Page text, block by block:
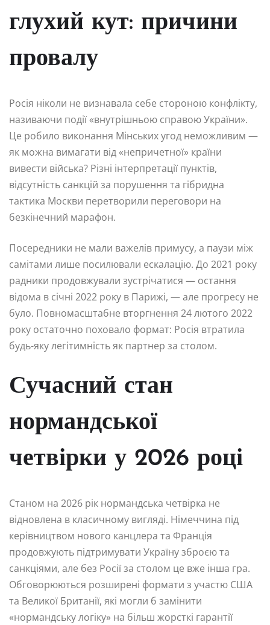
глухий кут: причини
провалу
Росія ніколи не визнавала себе стороною конфлікту,
називаючи події «внутрішньою справою України».
Це робило виконання Мінських угод неможливим —
як можна вимагати від «непричетної» країни
вивести війська? Різні інтерпретації пунктів,
відсутність санкцій за порушення та гібридна
тактика Москви перетворили переговори на
безкінечний марафон.
Посередники не мали важелів примусу, а паузи між
самітами лише посилювали ескалацію. До 2021 року
радники продовжували зустрічатися — остання
відома в січні 2022 року в Парижі, — але прогресу не
було. Повномасштабне вторгнення 24 лютого 2022
року остаточно поховало формат: Росія втратила
будь-яку легітимність як партнер за столом.
Сучасний стан
нормандської
четвірки у 2026 році
Станом на 2026 рік нормандська четвірка не
відновлена в класичному вигляді. Німеччина під
керівництвом нового канцлера та Франція
продовжують підтримувати Україну зброєю та
санкціями, але без Росії за столом це вже інша гра.
Обговорюються розширені формати з участю США
та Великої Британії, які могли б замінити
«нормандську логіку» на більш жорсткі гарантії